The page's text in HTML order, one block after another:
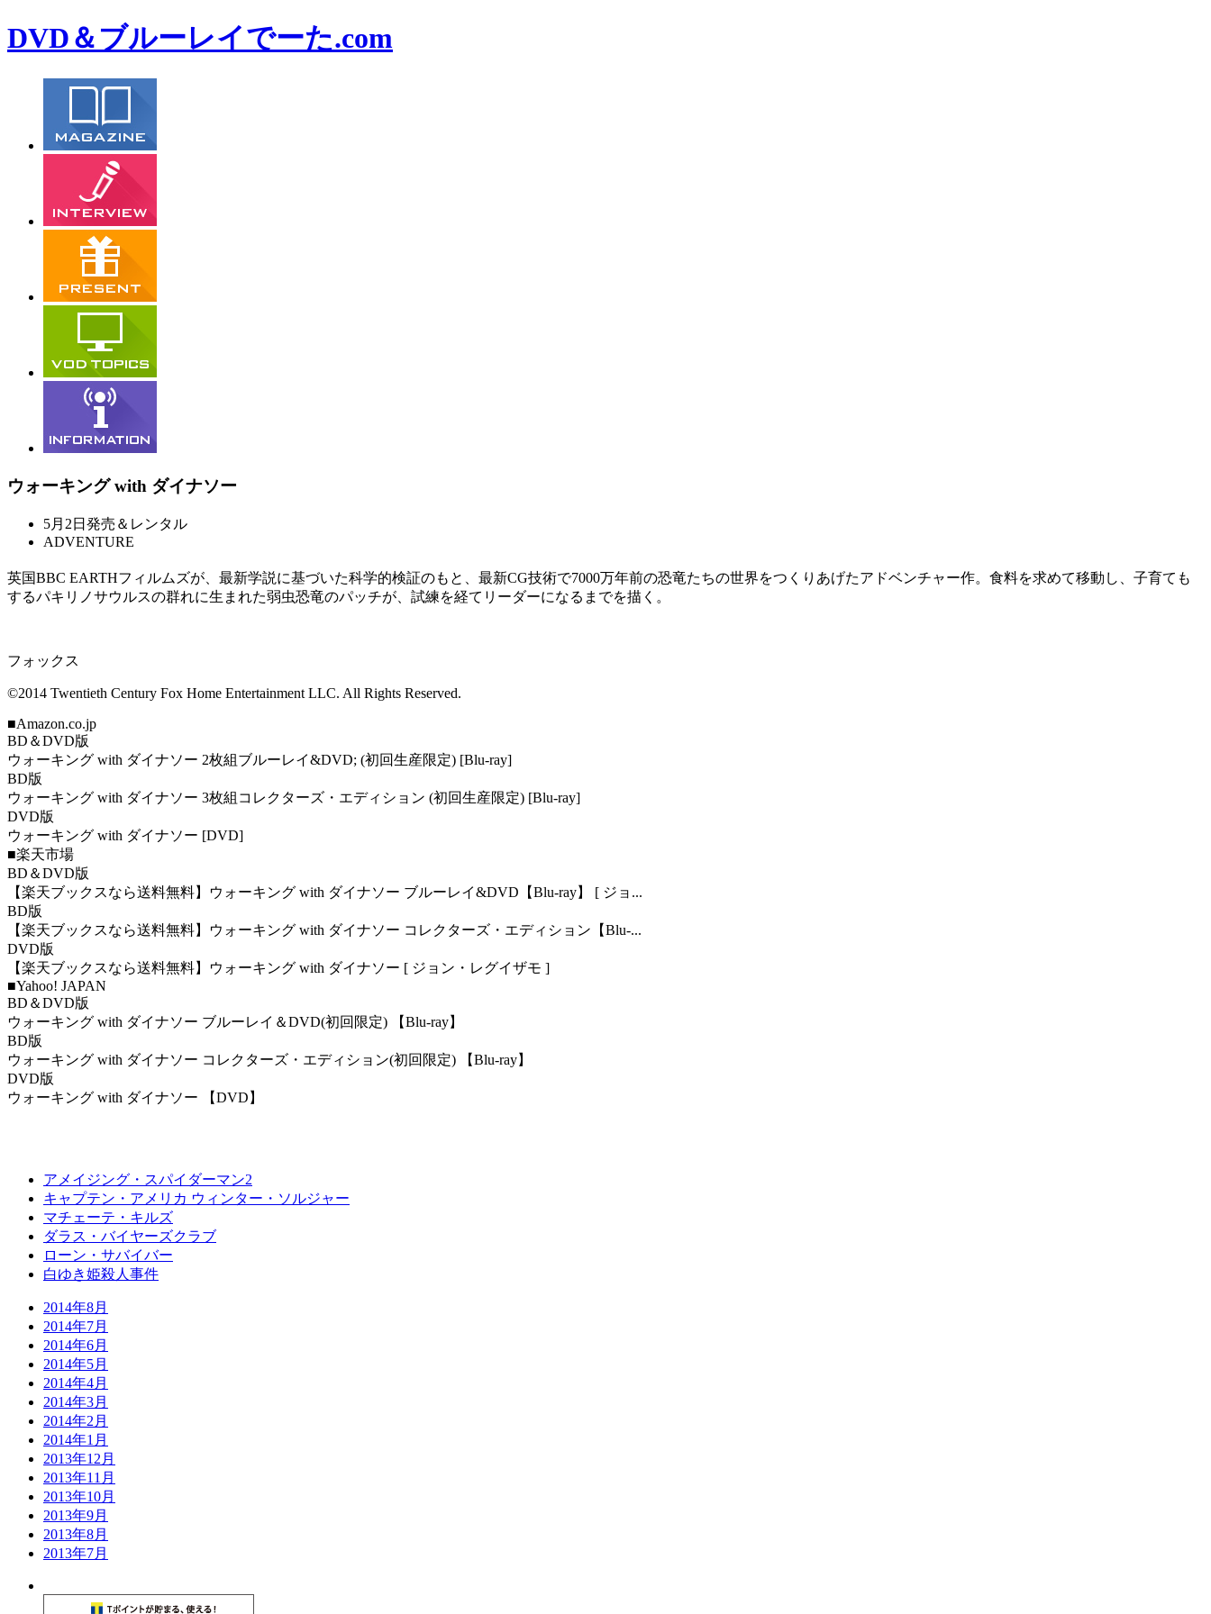
DVD＆ブルーレイでーた.com
ウォーキング with ダイナソー
5月2日発売＆レンタル
ADVENTURE
英国BBC EARTHフィルムズが、最新学説に基づいた科学的検証のもと、最新CG技術で7000万年前の恐竜たちの世界をつくりあげたアドベンチャー作。食料を求めて移動し、子育ても
するパキリノサウルスの群れに生まれた弱虫恐竜のパッチが、試練を経てリーダーになるまでを描く。
フォックス
©2014 Twentieth Century Fox Home Entertainment LLC. All Rights Reserved.
■Amazon.co.jp
BD＆DVD版
ウォーキング with ダイナソー 2枚組ブルーレイ&DVD; (初回生産限定) [Blu-ray]
BD版
ウォーキング with ダイナソー 3枚組コレクターズ・エディション (初回生産限定) [Blu-ray]
DVD版
ウォーキング with ダイナソー [DVD]
■楽天市場
BD＆DVD版
【楽天ブックスなら送料無料】ウォーキング with ダイナソー ブルーレイ&DVD【Blu-ray】 [ ジョ...
BD版
【楽天ブックスなら送料無料】ウォーキング with ダイナソー コレクターズ・エディション【Blu-...
DVD版
【楽天ブックスなら送料無料】ウォーキング with ダイナソー [ ジョン・レグイザモ ]
■Yahoo! JAPAN
BD＆DVD版
ウォーキング with ダイナソー ブルーレイ＆DVD(初回限定) 【Blu-ray】
BD版
ウォーキング with ダイナソー コレクターズ・エディション(初回限定) 【Blu-ray】
DVD版
ウォーキング with ダイナソー 【DVD】
アメイジング・スパイダーマン2
キャプテン・アメリカ ウィンター・ソルジャー
マチェーテ・キルズ
ダラス・バイヤーズクラブ
ローン・サバイバー
白ゆき姫殺人事件
2014年8月
2014年7月
2014年6月
2014年5月
2014年4月
2014年3月
2014年2月
2014年1月
2013年12月
2013年11月
2013年10月
2013年9月
2013年8月
2013年7月